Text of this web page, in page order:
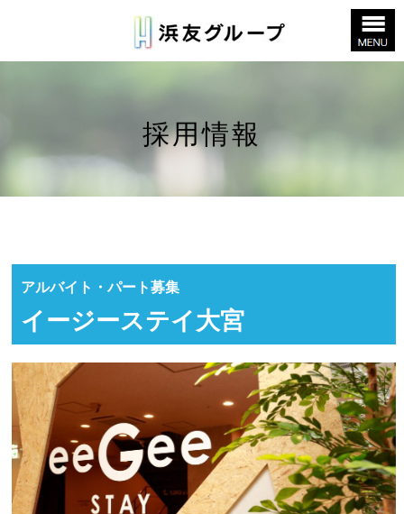
採用情報
アルバイト・パート募集
イージーステイ大宮